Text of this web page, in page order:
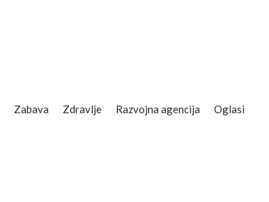
Zabava Zdravlje Razvojna agencija Oglasi